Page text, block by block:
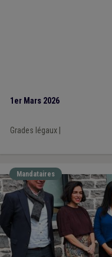
1er Mars 2026
Grades légaux|
Mandataires